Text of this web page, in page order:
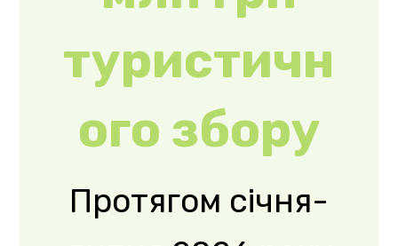
липня 2026 року
до місцевих
бюджетів
Закарпатської
області сплачено
21 млн 477 тис.